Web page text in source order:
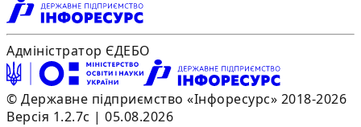
Адміністратор ЄДЕБО
© Державне підприємство «Інфоресурс» 2018-2026
Версія 1.2.7c | 05.08.2026